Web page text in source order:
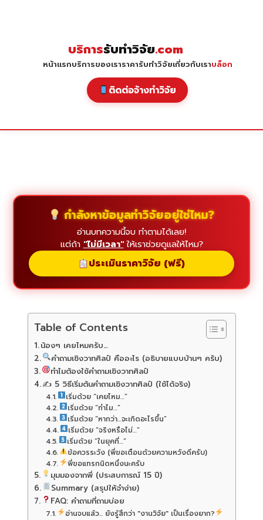
บริการรับทำวิจัย.com
หน้าแรกบริการของเราราคารับทำวิจัยเกี่ยวกับเราบล็อก
ติดต่อจ้างทำวิจัย
กำลังหาข้อมูลทำวิจัยอยู่ใช่ไหม?
อ่านบทความนี้จบ ทำตามได้เลย!
แต่ถ้า "ไม่มีเวลา"ให้เราช่วยดูแลให้ไหม?
ประเมินราคาวิจัย (ฟรี)
Table of Contents
น้องๆ เคยไหมครับ…
คำถามเชิงวาทศิลป์ คืออะไร (อธิบายแบบบ้านๆ ครับ)
ทำไมต้องใช้คำถามเชิงวาทศิลป์
✍️ 5 วิธีเริ่มต้นคำถามเชิงวาทศิลป์ (ใช้ได้จริง)
เริ่มด้วย “เคยไหม…”
เริ่มด้วย “ทำไม…”
เริ่มด้วย “หากว่า…จะเกิดอะไรขึ้น”
เริ่มด้วย “จริงหรือไม่…”
เริ่มด้วย “ในยุคที่…”
ข้อควรระวัง (พี่ขอเตือนด้วยความหวังดีครับ)
พี่ขอแทรกนิดหนึ่งนะครับ
มุมมองจากพี่ (ประสบการณ์ 15 ปี)
Summary (สรุปให้จำง่าย)
FAQ: คำถามที่ถามบ่อย
อ่านจบแล้ว... ยังรู้สึกว่า "งานวิจัย" เป็นเรื่องยาก?